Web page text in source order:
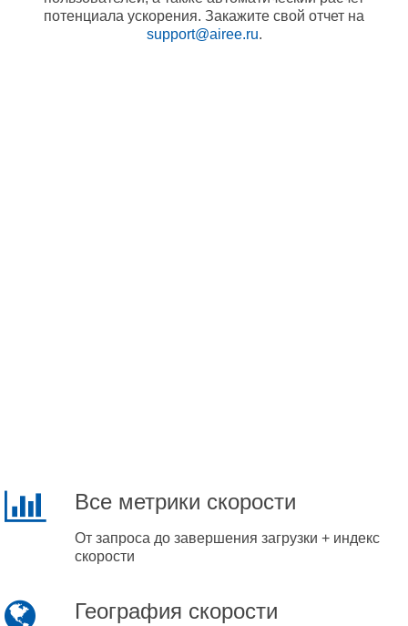
потенциала ускорения. Закажите свой отчет на
support@airee.ru.
Все метрики скорости
От запроса до завершения загрузки + индекс
скорости
География скорости